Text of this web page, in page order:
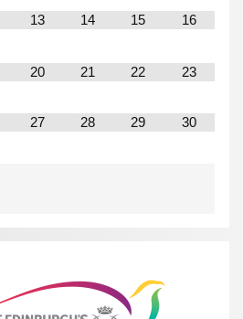
13 14 15 16
20 21 22 23
27 28 29 30